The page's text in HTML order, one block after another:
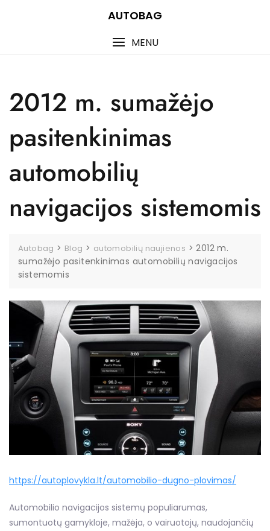
AUTOBAG
MENU
2012 m. sumažėjo
pasitenkinimas
automobilių
navigacijos sistemomis
Autobag > Blog > automobilių naujienos >2012 m.
sumažėjo pasitenkinimas automobilių navigacijos
sistemomis
https://autoplovykla.lt/automobilio-dugno-plovimas/
Automobilio navigacijos sistemų populiarumas,
sumontuotų gamykloje, mažėja, o vairuotojų, naudojančių